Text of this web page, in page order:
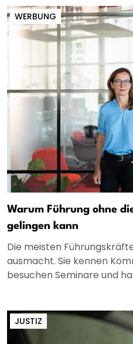
WERBUNG
Warum Führung ohne
gelingen kann
Die meisten
ausmacht. Sie kennen
besuchen Seminare und
JUSTIZ